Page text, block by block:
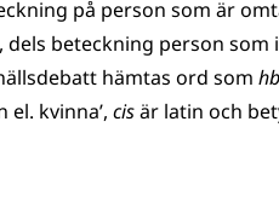
på person som är
beteckning person som
hämtas ord som
kvinna’, cisär latin och